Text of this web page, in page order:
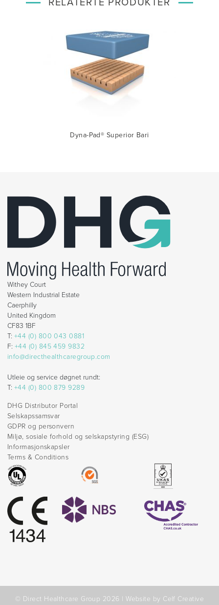
RELATERTE PRODUKTER
Dyna-Pad® Superior Bari
Withey Court
Western Industrial Estate
Caerphilly
United Kingdom
CF83 1BF
T: +44 (0) 800 043 0881
F: +44 (0) 845 459 9832
info@directhealthcaregroup.com
Utleie og service døgnet rundt:
T: +44 (0) 800 879 9289
DHG Distributor Portal
Selskapssamsvar
GDPR og personvern
Miljø, sosiale forhold og selskapstyring (ESG)
Informasjonskapsler
Terms & Conditions
© Direct Healthcare Group 2026 |Website by Celf Creative